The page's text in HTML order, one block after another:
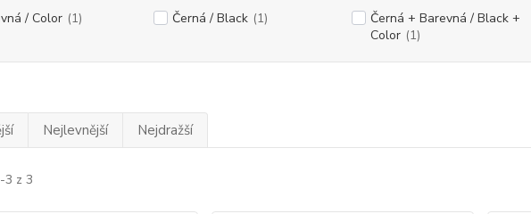
/ Color (1) Černá / Black (1)
Černá + Barevná / Black +
Color (1)
Nejlevnější Nejdražší
3 z 3